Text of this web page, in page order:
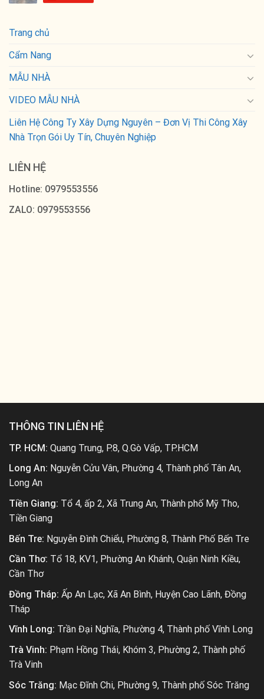
Trang chủ
Cẩm Nang
MẪU NHÀ
VIDEO MẪU NHÀ
Liên Hệ Công Ty Xây Dựng Nguyên – Đơn Vị Thi Công Xây
Nhà Trọn Gói Uy Tín, Chuyên Nghiệp
LIÊN HỆ
Hotline: 0979553556
ZALO: 0979553556
THÔNG TIN LIÊN HỆ
TP. HCM: Quang Trung, P.8, Q.Gò Vấp, TP.HCM
Long An: Nguyễn Cửu Vân, Phường 4, Thành phố Tân An,
Long An
Tiền Giang: Tổ 4, ấp 2, Xã Trung An, Thành phố Mỹ Tho,
Tiền Giang
Bến Tre: Nguyễn Đình Chiểu, Phường 8, Thành Phố Bến Tre
Cần Thơ: Tổ 18, KV1, Phường An Khánh, Quận Ninh Kiều,
Cần Thơ
Đồng Tháp: Ấp An Lạc, Xã An Bình, Huyện Cao Lãnh, Đồng
Tháp
Vĩnh Long: Trần Đại Nghĩa, Phường 4, Thành phố Vĩnh Long
Trà Vinh: Phạm Hồng Thái, Khóm 3, Phường 2, Thành phố
Trà Vinh
Sóc Trăng: Mạc Đĩnh Chi, Phường 9, Thành phố Sóc Trăng